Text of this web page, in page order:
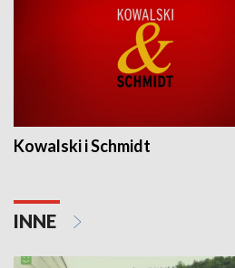
Kowalski i Schmidt
INNE